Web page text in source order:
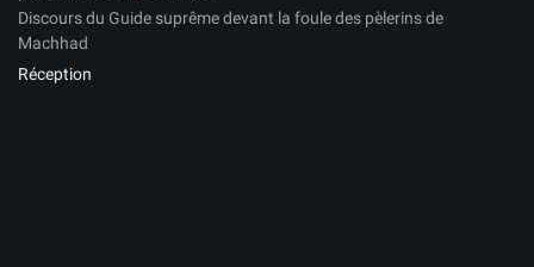
Discours du Guide suprême devant la foule des pèlerins de
Machhad
Réception